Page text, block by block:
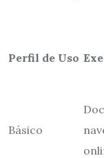
Perfil de Uso
Básico